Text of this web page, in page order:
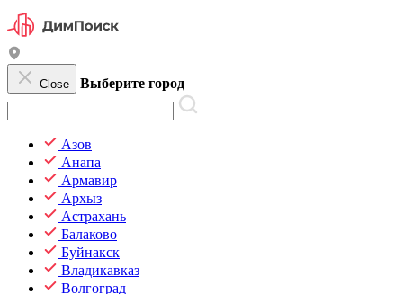
Close Выберите город
Азов
Анапа
Армавир
Архыз
Астрахань
Балаково
Буйнакск
Владикавказ
Волгоград